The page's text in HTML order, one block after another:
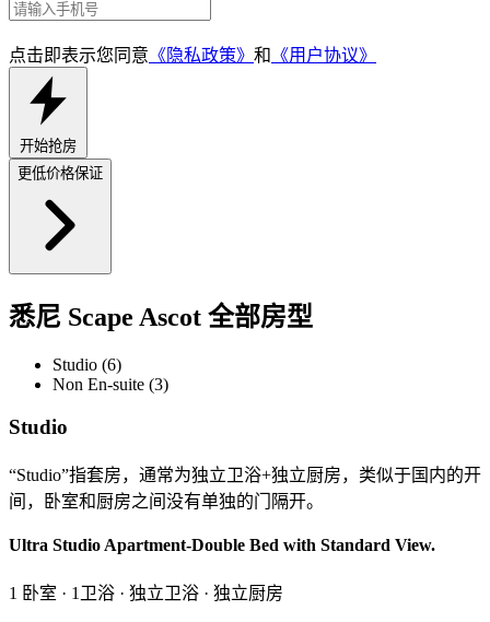
点击即表示您同意 《隐私政策》 和 《用户协议》
开始抢房
更低价格保证
悉尼 Scape Ascot 全部房型
Studio (6)
Non En-suite (3)
Studio
“Studio”指套房，通常为独立卫浴+独立厨房，类似于国内的开
间，卧室和厨房之间没有单独的门隔开。
Ultra Studio Apartment-Double Bed with Standard View.
1 卧室 · 1卫浴 · 独立卫浴 · 独立厨房